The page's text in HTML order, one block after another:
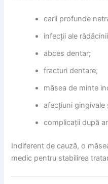
carii profunde
infecții ale
abces dentar;
fracturi dentare;
măsea de minte
afecțiuni gingivale
complicații după
Indiferent de cauză, o
medic pentru stabilirea